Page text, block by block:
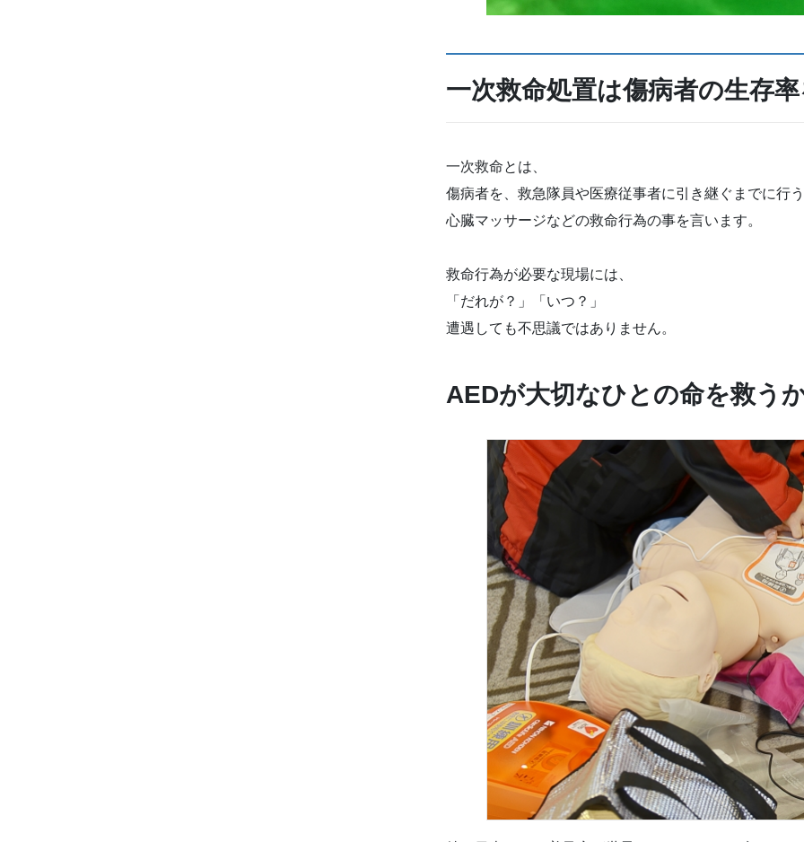
一次救命処置は傷病者の生存
一次救命とは、
傷病者を、救急隊員や医療従事者に引き継ぐまでに行
心臓マッサージなどの救命行為の事を言います。
救命行為が必要な現場には、
「だれが？」「いつ？」
遭遇しても不思議ではありません。
AEDが大切なひとの命を救う